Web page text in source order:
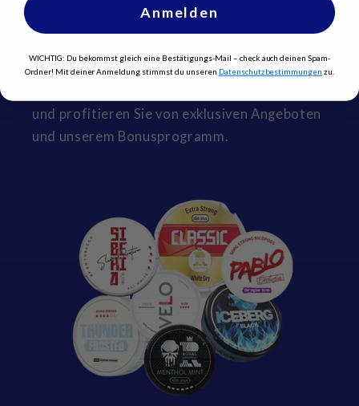
Über Snusprofi.com
hochwertige Snus- und Nikotinprodukte.
und profitieren Sie von exklusiven Angeboten
und unserem Bonusprogramm.
Anmelden
WICHTIG: Du bekommst gleich eine Bestätigungs-Mail – check auch deinenSpam-
Ordner! Mit deiner Anmeldung stimmst du unseren Datenschutzbestimmungen zu.